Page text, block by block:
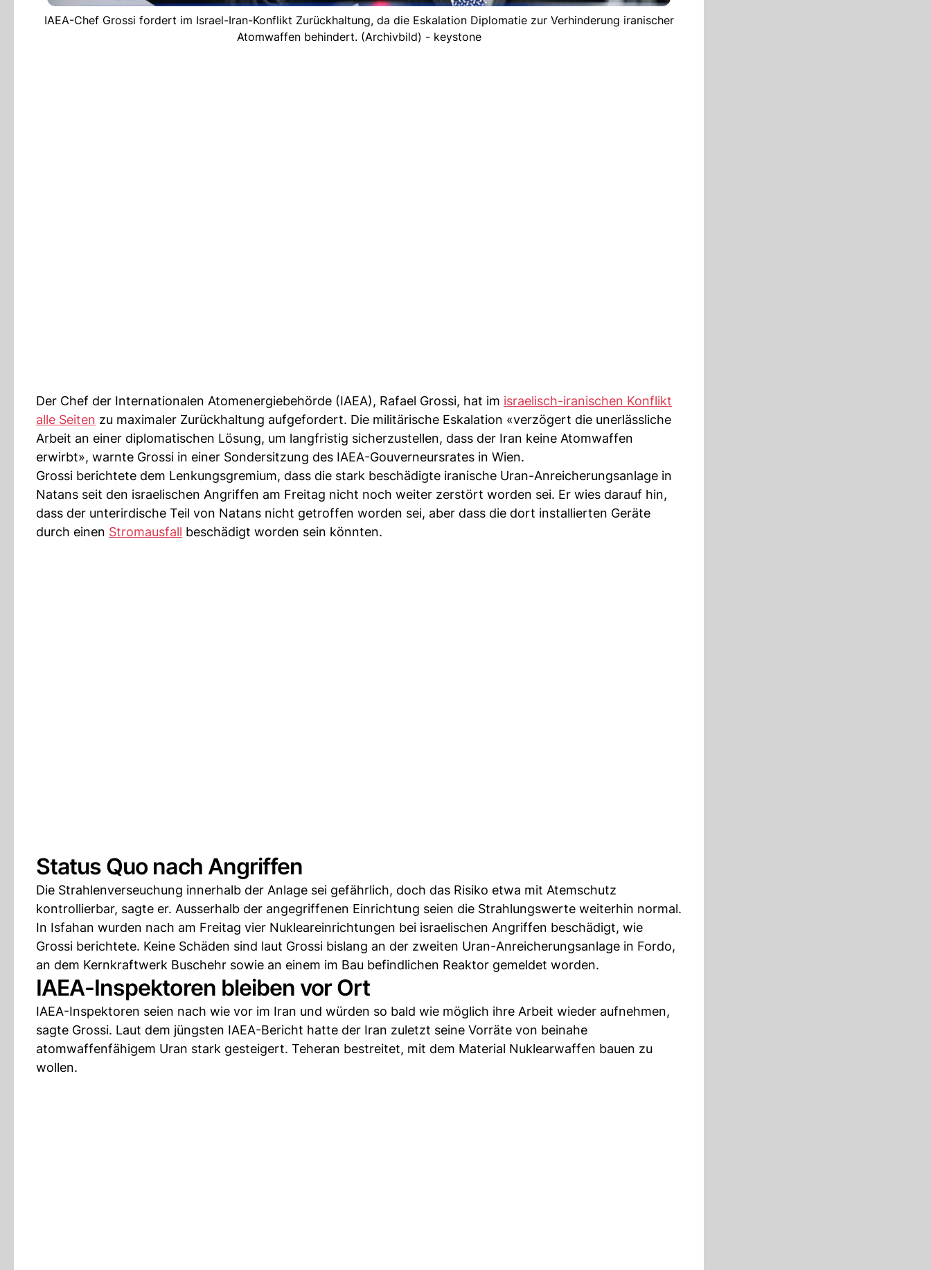
IAEA-Chef Grossi fordert im Israel-Iran-Konflikt Zurückhaltung, da die Eskalation Diplomatie zur Verhinderung iranischer
Atomwaffen behindert. (Archivbild) - keystone
Der Chef der Internationalen Atomenergiebehörde (IAEA), Rafael Grossi, hat im israelisch-iranischen Konflikt
alle Seiten zu maximaler Zurückhaltung aufgefordert. Die militärische Eskalation «verzögert die unerlässliche
Arbeit an einer diplomatischen Lösung, um langfristig sicherzustellen, dass der Iran keine Atomwaffen
erwirbt», warnte Grossi in einer Sondersitzung des IAEA-Gouverneursrates in Wien.
Grossi berichtete dem Lenkungsgremium, dass die stark beschädigte iranische Uran-Anreicherungsanlage in
Natans seit den israelischen Angriffen am Freitag nicht noch weiter zerstört worden sei. Er wies darauf hin,
dass der unterirdische Teil von Natans nicht getroffen worden sei, aber dass die dort installierten Geräte
durch einen Stromausfall beschädigt worden sein könnten.
Status Quo nach Angriffen
Die Strahlenverseuchung innerhalb der Anlage sei gefährlich, doch das Risiko etwa mit Atemschutz
kontrollierbar, sagte er. Ausserhalb der angegriffenen Einrichtung seien die Strahlungswerte weiterhin normal.
In Isfahan wurden nach am Freitag vier Nukleareinrichtungen bei israelischen Angriffen beschädigt, wie
Grossi berichtete. Keine Schäden sind laut Grossi bislang an der zweiten Uran-Anreicherungsanlage in Fordo,
an dem Kernkraftwerk Buschehr sowie an einem im Bau befindlichen Reaktor gemeldet worden.
IAEA-Inspektoren bleiben vor Ort
IAEA-Inspektoren seien nach wie vor im Iran und würden so bald wie möglich ihre Arbeit wieder aufnehmen,
sagte Grossi. Laut dem jüngsten IAEA-Bericht hatte der Iran zuletzt seine Vorräte von beinahe
atomwaffenfähigem Uran stark gesteigert. Teheran bestreitet, mit dem Material Nuklearwaffen bauen zu
wollen.